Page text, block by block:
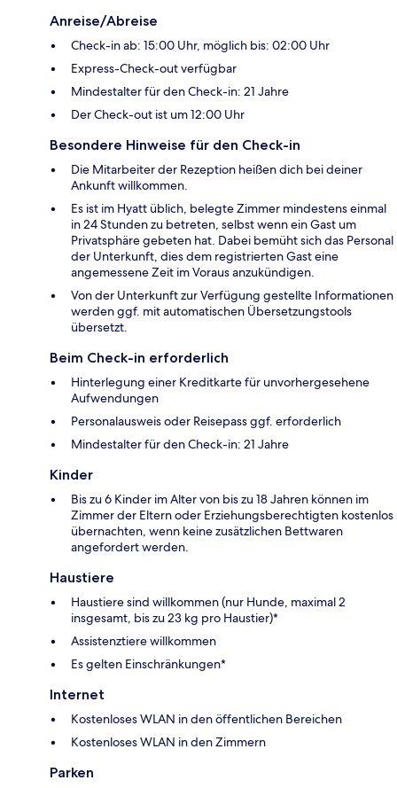
Anreise/Abreise
Check-in ab: 15:00 Uhr, möglich bis: 02:00 Uhr
Express-Check-out verfügbar
Mindestalter für den Check-in: 21 Jahre
Der Check-out ist um 12:00 Uhr
Besondere Hinweise für den Check-in
Die Mitarbeiter der Rezeption heißen dich bei deiner
Ankunft willkommen.
Es ist im Hyatt üblich, belegte Zimmer mindestens einmal
in 24 Stunden zu betreten, selbst wenn ein Gast um
Privatsphäre gebeten hat. Dabei bemüht sich das Personal
der Unterkunft, dies dem registrierten Gast eine
angemessene Zeit im Voraus anzukündigen.
Von der Unterkunft zur Verfügung gestellte Informationen
werden ggf. mit automatischen Übersetzungstools
übersetzt.
Beim Check-in erforderlich
Hinterlegung einer Kreditkarte für unvorhergesehene
Aufwendungen
Personalausweis oder Reisepass ggf. erforderlich
Mindestalter für den Check-in: 21 Jahre
Kinder
Bis zu 6 Kinder im Alter von bis zu 18 Jahren können im
Zimmer der Eltern oder Erziehungsberechtigten kostenlos
übernachten, wenn keine zusätzlichen Bettwaren
angefordert werden.
Haustiere
Haustiere sind willkommen (nur Hunde, maximal 2
insgesamt, bis zu 23 kg pro Haustier)*
Assistenztiere willkommen
Es gelten Einschränkungen*
Internet
Kostenloses WLAN in den öffentlichen Bereichen
Kostenloses WLAN in den Zimmern
Parken